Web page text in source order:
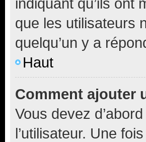
que les utilisateurs
quelqu’un y a
Haut
Comment ajouter
Vous devez
l’utilisateur. Une